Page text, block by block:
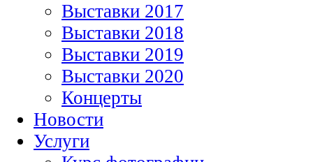
Выставки 2017
Выставки 2018
Выставки 2019
Выставки 2020
Концерты
Новости
Услуги